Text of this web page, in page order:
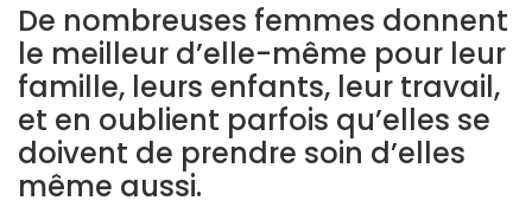
De nombreuses femmes donnent
le meilleur d’elle-même pour leur
famille, leurs enfants, leur travail,
et en oublient parfois qu’elles se
doivent de prendre soin d’elles
même aussi.